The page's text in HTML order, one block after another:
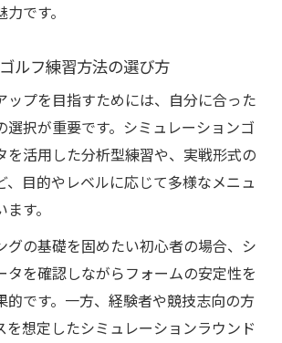
です。
ルフ練習方法の選び方
ップを目指すためには、自分に合った
選択が重要です。シミュレーションゴ
を活用した分析型練習や、実戦形式の
、目的やレベルに応じて多様なメニュ
す。
グの基礎を固めたい初心者の場合、シ
タを確認しながらフォームの安定性を
的です。一方、経験者や競技志向の方
を想定したシミュレーションラウンド